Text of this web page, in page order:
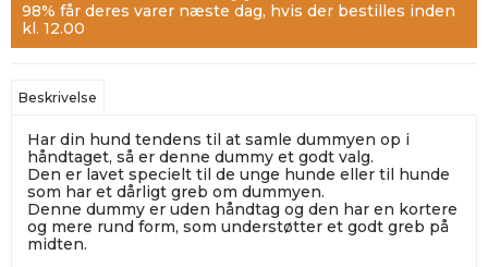
98% får deres varer næste dag, hvis der bestilles inden
kl. 12.00
Beskrivelse
Har din hund tendens til at samle dummyen op i
håndtaget, så er denne dummy et godt valg.
Den er lavet specielt til de unge hunde eller til hunde
som har et dårligt greb om dummyen.
Denne dummy er uden håndtag og den har en kortere
og mere rund form, som understøtter et godt greb på
midten.